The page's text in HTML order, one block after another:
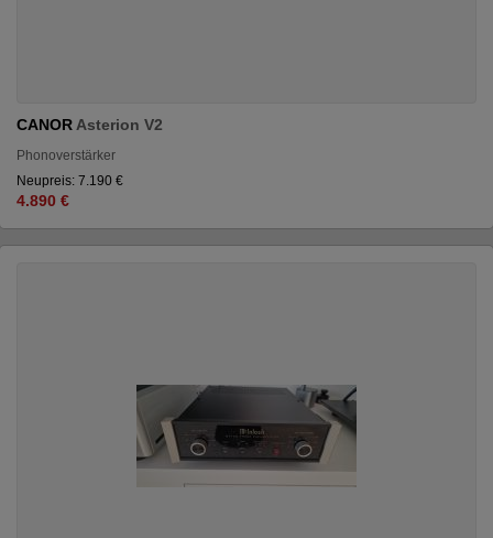
CANOR Asterion V2
Phonoverstärker
Neupreis: 7.190 €
4.890 €